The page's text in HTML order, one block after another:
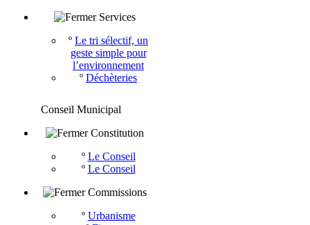
Services
º Le tri sélectif, un
geste simple pour
l’environnement
º Déchèteries
Conseil Municipal
Constitution
º Le Conseil
º Le Conseil
Commissions
º Urbanisme